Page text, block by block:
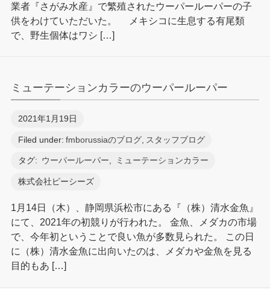
業者『さがみ水産』で繁殖されたウーパールーパーの子
供をわけていただいた。 メキシコに生息する有尾類
で、野生個体はワシ […]
ミューテーションカラーのウーパールーパー
2021年1月19日
Filed under: fmborussiaのブログ, スタッフブログ
タグ: ウーパールーパー, ミューテーションカラー
株式会社ピーシーズ
1月14日（木）、静岡県浜松市にある『（株）清水金魚』
にて、2021年の初競りが行われた。 金魚、メダカの市場
で、今年初ということで良い魚が多数見られた。 この日
に（株）清水金魚に出向いたのは、メダカや金魚を見る
目的もあ […]